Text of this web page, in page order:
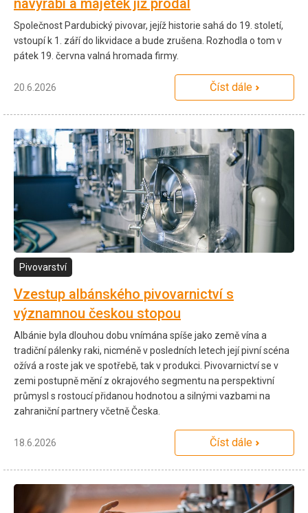
navyrábí a majetek již prodal
Společnost Pardubický pivovar, jejíž historie sahá do 19. století,
vstoupí k 1. září do likvidace a bude zrušena. Rozhodla o tom v
pátek 19. června valná hromada firmy.
20.6.2026 Číst dále
Pivovarství
Vzestup albánského pivovarnictví s
významnou českou stopou
Albánie byla dlouhou dobu vnímána spíše jako země vína a
tradiční pálenky raki, nicméně v posledních letech její pivní scéna
ožívá a roste jak ve spotřebě, tak v produkci. Pivovarnictví se v
zemi postupně mění z okrajového segmentu na perspektivní
průmysl s rostoucí přidanou hodnotou a silnými vazbami na
zahraniční partnery včetně Česka.
18.6.2026 Číst dále